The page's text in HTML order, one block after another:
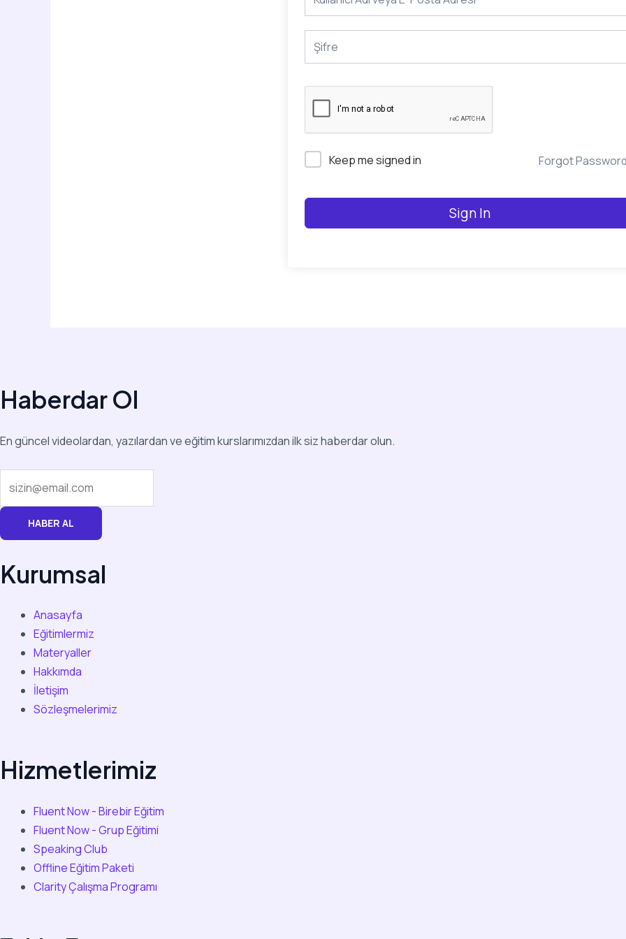
Keep me signed in Forgot
Sign In
Haberdar Ol
En güncel videolardan, yazılardan ve eğitim kurslarımızdan ilk siz haberdar olun.
HABER AL
Kurumsal
Anasayfa
Eğitimlermiz
Materyaller
Hakkımda
İletişim
Sözleşmelerimiz
Hizmetlerimiz
Fluent Now - Birebir Eğitim
Fluent Now - Grup Eğitimi
Speaking Club
Offline Eğitim Paketi
Clarity Çalışma Programı